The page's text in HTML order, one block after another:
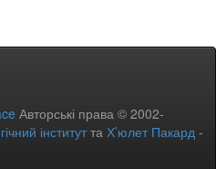
Авторські права © 2002-
інститутта Х’юлет Пакард -